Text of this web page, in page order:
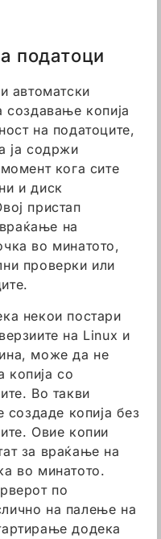
податоци
автоматски
создавање копија
на податоците,
ја содржи
кога сите
и диск
пристап
на
во минатото,
проверки или
некои постари
на Linux и
може да не
копија со
Во такви
копија без
Овие копии
за враќање на
во минатото.
по
на палење на
додека